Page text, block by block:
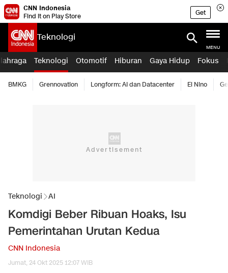
CNN Indonesia
Find it on Play Store
Get
Teknologi
MENU
Teknologi Otomotif Hiburan Gaya Hidup Fokus
BMKG Grennovation Longform: AI dan Datacenter El Nino
Teknologi AI
Komdigi Beber Ribuan Hoaks, Isu
Pemerintahan Urutan Kedua
CNN Indonesia
Jumat, 24 Okt 2025 12:07 WIB